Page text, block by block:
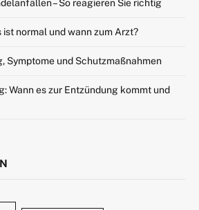
– So reagieren Sie richtig
ist normal und wann zum Arzt?
Symptome und Schutzmaßnahmen
Wann es zur Entzündung kommt und